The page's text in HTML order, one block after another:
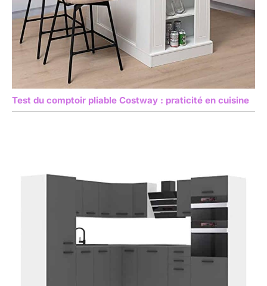
Test du comptoir pliable Costway : praticité en cuisine